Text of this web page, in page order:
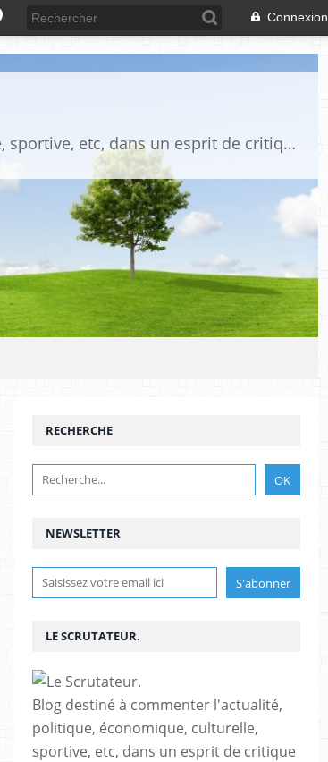
Connexion
Blog destiné à commenter l'actualité, politique, économique, culturelle, sportive, etc, dans un esprit de critique philosophique, d'esprit chrétien et français.La collaboration des lecteurs est souhaitée, de même que la courtoisie, et l'esprit de tolérance.
NEWSLETTER
RECHERCHE
LE SCRUTATEUR.
Blog destiné à commenter l'actualité,
politique, économique, culturelle,
sportive, etc, dans un esprit de critique